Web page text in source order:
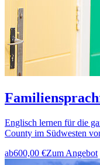
Englisch lernen für die
County im Südwesten
ab600,00 €Zum Angebot